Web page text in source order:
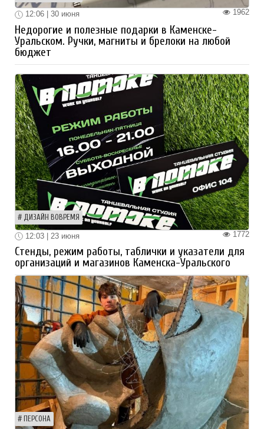
1962
12:06 | 30 июня
Недорогие и полезные подарки в Каменске-
Уральском. Ручки, магниты и брелоки на любой
бюджет
ДИЗАЙН ВОВРЕМЯ
1772
12:03 | 23 июня
Стенды, режим работы, таблички и указатели для
организаций и магазинов Каменска-Уральского
ПЕРСОНА